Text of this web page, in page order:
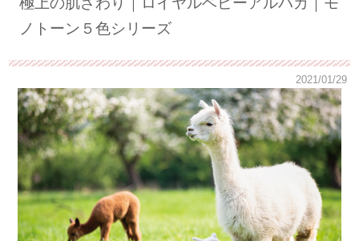
ノトーン５色シリーズ
2021/01/29